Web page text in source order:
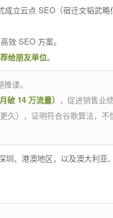
立云点 SEO（宿迁文韬武
效 SEO 方案。
给朋友单位。
诿。
破 14 万流量） ，促进销售业绩
久），证明符合谷歌算法，不
、港澳地区，以及澳大利亚